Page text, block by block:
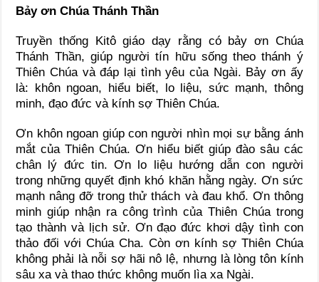
Bảy ơn Chúa Thánh Thần
Truyền thống Kitô giáo dạy rằng có bảy ơn Chúa
Thánh Thần, giúp người tín hữu sống theo thánh ý
Thiên Chúa và đáp lại tình yêu của Ngài. Bảy ơn ấy
là: khôn ngoan, hiểu biết, lo liệu, sức mạnh, thông
minh, đạo đức và kính sợ Thiên Chúa.
Ơn khôn ngoan giúp con người nhìn mọi sự bằng ánh
mắt của Thiên Chúa. Ơn hiểu biết giúp đào sâu các
chân lý đức tin. Ơn lo liệu hướng dẫn con người
trong những quyết định khó khăn hằng ngày. Ơn sức
mạnh nâng đỡ trong thử thách và đau khổ. Ơn thông
minh giúp nhận ra công trình của Thiên Chúa trong
tạo thành và lịch sử. Ơn đạo đức khơi dậy tình con
thảo đối với Chúa Cha. Còn ơn kính sợ Thiên Chúa
không phải là nỗi sợ hãi nô lệ, nhưng là lòng tôn kính
sâu xa và thao thức không muốn lìa xa Ngài.